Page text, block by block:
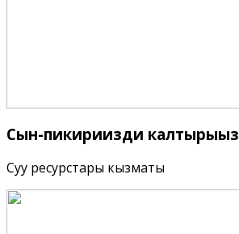
Сын-пикириңизди калтырыңыз
Суу ресурстары кызматы